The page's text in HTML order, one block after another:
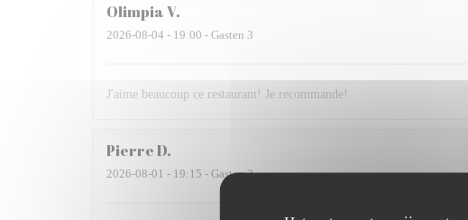
OlimpiaV
2026-08-04 - 19:00 - Gasten 3
J'aime beaucoup ce restaurant! Je recommande!
PierreD
2026-08-01 - 19:15 - Gasten 2